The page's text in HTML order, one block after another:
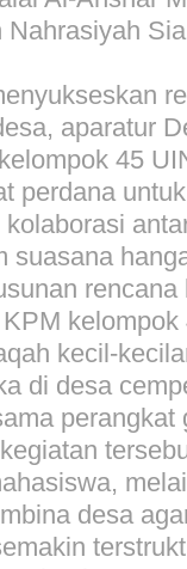
aparatur
45
perdana
suasana
kecil-
di desa
perangkat
desa